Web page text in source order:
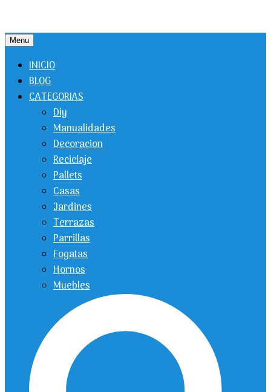
Menu
INICIO
BLOG
CATEGORIAS
Diy
Manualidades
Decoracion
Reciclaje
Pallets
Casas
Jardines
Terrazas
Parrillas
Fogatas
Hornos
Muebles